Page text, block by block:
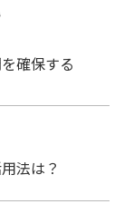
確保する
法は？